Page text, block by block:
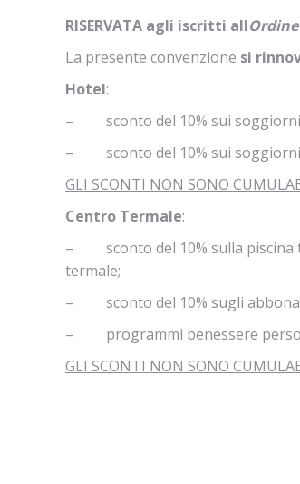
RISERVATA agli iscritti all
La presente convenzione si
Hotel:
– sconto del 10% sui soggiorni
– sconto del 10% sui soggiorni
GLI SCONTI NON SONO
Centro Termale:
– sconto del 10% sulla piscina
termale;
– sconto del 10% sugli
– programmi benessere
GLI SCONTI NON SONO